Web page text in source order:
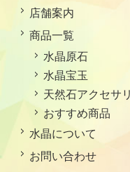
店舗案内
商品一覧
水晶原石
水晶宝玉
天然石アクセサ
おすすめ商品
水晶について
お問い合わせ